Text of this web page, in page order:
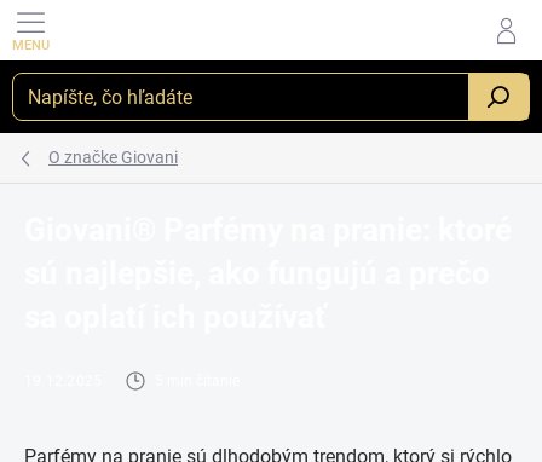
Prejsť
na
obsah
_
O značke Giovani
Parfémy na pranie sú dlhodobým trendom, ktorý si rýchlo